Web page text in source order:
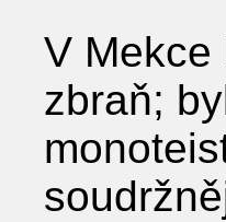
V Mekce
zbraň;